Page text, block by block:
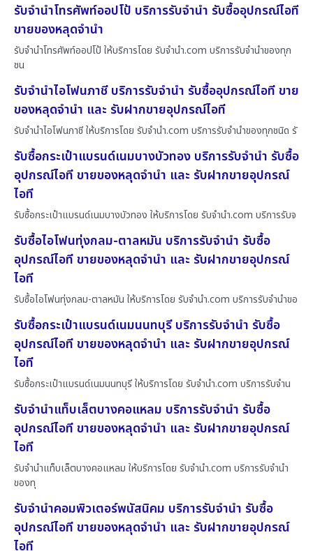
รับจำนำโทรศัพท์ออปโป้ บริการรับจำนำ รับซื้ออุปกรณ์ไอที
ขายของหลุดจำนำ
รับจำนำโทรศัพท์ออปโป้ ให้บริการโดย รับจํานํา.com บริการรับจำนำของทุก
ชน
รับจำนำไอโฟนภาชี บริการรับจำนำ รับซื้ออุปกรณ์ไอที ขาย
ของหลุดจำนำ และ รับฝากขายอุปกรณ์ไอที
รับจำนำไอโฟนภาชี ให้บริการโดย รับจํานํา.com บริการรับจำนำของทุกชนิด รั
รับซื้อกระเป๋าแบรนด์เนมบางบัวทอง บริการรับจำนำ รับซื้อ
อุปกรณ์ไอที ขายของหลุดจำนำ และ รับฝากขายอุปกรณ์
ไอที
รับซื้อกระเป๋าแบรนด์เนมบางบัวทอง ให้บริการโดย รับจํานํา.com บริการรับจ
รับซื้อไอโฟนทุ่งกลม-ตาลหมัน บริการรับจำนำ รับซื้อ
อุปกรณ์ไอที ขายของหลุดจำนำ และ รับฝากขายอุปกรณ์
ไอที
รับซื้อไอโฟนทุ่งกลม-ตาลหมัน ให้บริการโดย รับจํานํา.com บริการรับจำนำขอ
รับซื้อกระเป๋าแบรนด์เนมนนทบุรี บริการรับจำนำ รับซื้อ
อุปกรณ์ไอที ขายของหลุดจำนำ และ รับฝากขายอุปกรณ์
ไอที
รับซื้อกระเป๋าแบรนด์เนมนนทบุรี ให้บริการโดย รับจํานํา.com บริการรับจำน
รับจำนำแท็บเล็ตบางคอแหลม บริการรับจำนำ รับซื้อ
อุปกรณ์ไอที ขายของหลุดจำนำ และ รับฝากขายอุปกรณ์
ไอที
รับจำนำแท็บเล็ตบางคอแหลม ให้บริการโดย รับจํานํา.com บริการรับจำนำ
ของทุ
รับจำนำคอมพิวเตอร์พนัสนิคม บริการรับจำนำ รับซื้อ
อุปกรณ์ไอที ขายของหลุดจำนำ และ รับฝากขายอุปกรณ์
ไอที